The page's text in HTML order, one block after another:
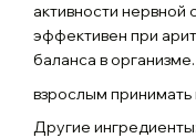
активности
эффективен при
баланса в организме.
взрослым принимать
Другие